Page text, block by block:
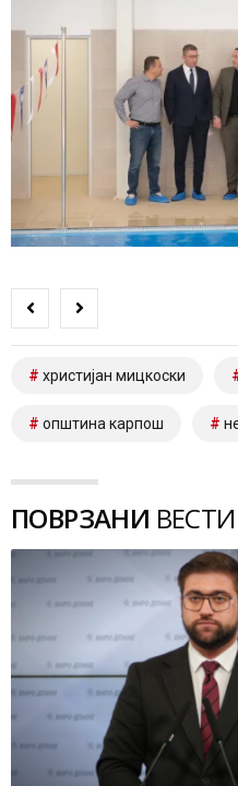
христијан мицкоски
општина карпош
ПОВРЗАНИ ВЕСТИ